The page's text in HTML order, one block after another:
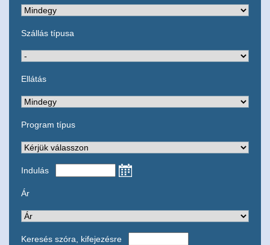
Szállás típusa
Ellátás
Program típus
Indulás
Ár
Keresés szóra, kifejezésre